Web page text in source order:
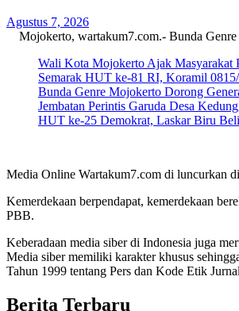
Agustus 7, 2026
Mojokerto, wartakum7.com.- Bunda
Wali Kota Mojokerto Ajak Masyarakat
Semarak HUT ke-81 RI, Koramil
Bunda Genre Mojokerto Dorong
Jembatan Perintis Garuda Desa
HUT ke-25 Demokrat, Laskar Biru
Media Online Wartakum7.com di luncurkan
Kemerdekaan berpendapat, kemerdekaan
PBB.
Keberadaan media siber di Indonesia juga
Media siber memiliki karakter khusus
Tahun 1999 tentang Pers dan Kode Etik
Berita Terbaru